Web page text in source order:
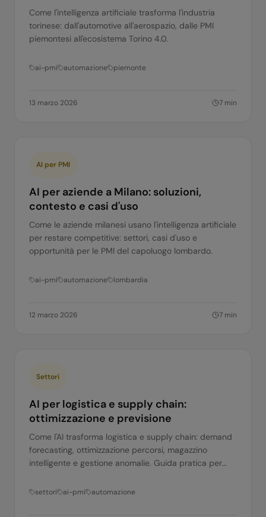
Come l'intelligenza artificiale trasforma l'industria
torinese: dall'automotive all'aerospazio, dalle PMI
piemontesi all'ecosistema Torino 4.0.
ai-pmi automazione piemonte
13 marzo 2026 7 min
AI per PMI
AI per aziende a Milano: soluzioni,
contesto e casi d'uso
Come le aziende milanesi usano l'intelligenza artificiale
per restare competitive: settori, casi d'uso e
opportunità per le PMI del capoluogo lombardo.
ai-pmi automazione lombardia
12 marzo 2026 7 min
Settori
AI per logistica e supply chain:
ottimizzazione e previsione
Come l'AI trasforma logistica e supply chain: demand
forecasting, ottimizzazione percorsi, magazzino
intelligente e gestione anomalie. Guida pratica per
settori ai-pmi automazione